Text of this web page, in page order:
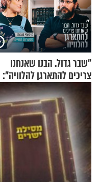
"שבר גדול. הבנו שאנחנו
צריכים להתארגן להלוויה":
זוגיות במבחן, הפעם עם
וגד דנינו